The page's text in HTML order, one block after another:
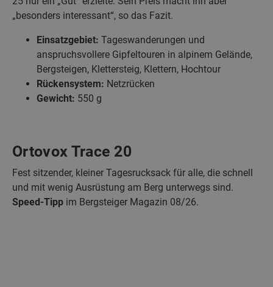
„besonders interessant“, so das Fazit.
Einsatzgebiet: Tageswanderungen und
anspruchsvollere Gipfeltouren in alpinem Gelände,
Bergsteigen, Klettersteig, Klettern, Hochtour
Rückensystem: Netzrücken
Gewicht: 550 g
Ortovox Trace 20
Fest sitzender, kleiner Tagesrucksack für alle, die schnell
und mit wenig Ausrüstung am Berg unterwegs sind.
Speed-Tipp im Bergsteiger Magazin 08/26.